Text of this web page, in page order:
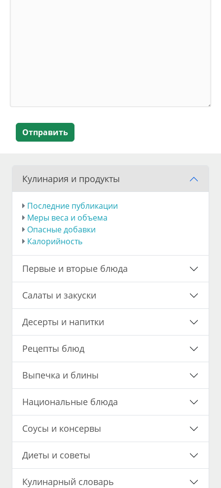
Отправить
Кулинария и продукты
Последние публикации
Меры веса и объема
Опасные добавки
Калорийность
Первые и вторые блюда
Салаты и закуски
Десерты и напитки
Рецепты блюд
Выпечка и блины
Национальные блюда
Соусы и консервы
Диеты и советы
Кулинарный словарь